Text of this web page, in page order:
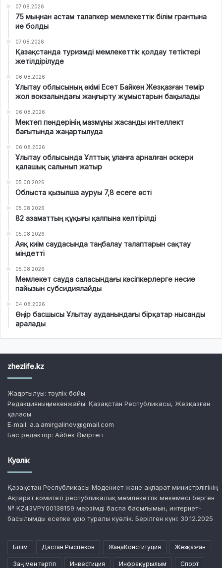
07.08.2026
75 мыңнан астам талапкер мемлекеттік білім грантына
ие болды
07.08.2026
Қазақстанда туризмді мемлекеттік қолдау тетіктері
жетілдірілуде
06.08.2026
Ұлытау облысының әкімі Есет Байкен Жезқазған темір
жол вокзалындағы жаңғырту жұмыстарын бақылады
06.08.2026
Мектеп пәндерінің мазмұны жасанды интеллект
бағытында жаңартылуда
06.08.2026
Ұлытау облысында Ұлттық ұланға арналған әскери
қалашық салынып жатыр
05.08.2026
Облыста қызылша ауруы 7,8 есеге өсті
05.08.2026
82 азаматтың құқығы қалпына келтірілді
05.08.2026
Аяқ киім саудасында таңбалау талаптарын сақтау
міндетті
05.08.2026
Мемлекет сауда саласындағы кәсіпкерлерге несие
пайызын субсидиялайды
04.08.2026
Өңір басшысы Ұлытау ауданындағы бірқатар нысанды
аралады
zhezlife.kz
Жаңартылуы: тәулік бойы
Редакцияның мекенжайы: Қазақстан Республикасы, Жезқазған
қаласы
E-mail: a.a.amirgalinov@gmail.com
Бас редактор: Айбек Әміртегі
Куәлік
Қазақстан Республикасы Мәдениет және ақпарат министрлігінің
Ақпарат комитеті республикалық мемлекеттік мекемесі берген
№ KZ43VPY00138159 мерзімді баспа басылымын, интернет-
басылымды есепке қою туралы куәлік. Берілген күні: 30.12.2025
Білім Дастан Рыспеков ЖаңаКонституция Жезқазған
Заң мен тәртіп Инвестиция Инфрақұрылым Спорт